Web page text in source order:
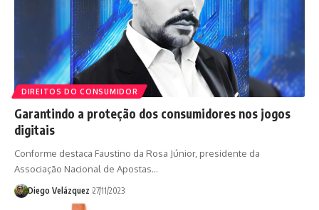
DIREITOS DO CONSUMIDOR
Garantindo a proteção dos consumidores nos jogos
digitais
Conforme destaca Faustino da Rosa Júnior, presidente da
Associação Nacional de Apostas…
Diego Velázquez 27/11/2023